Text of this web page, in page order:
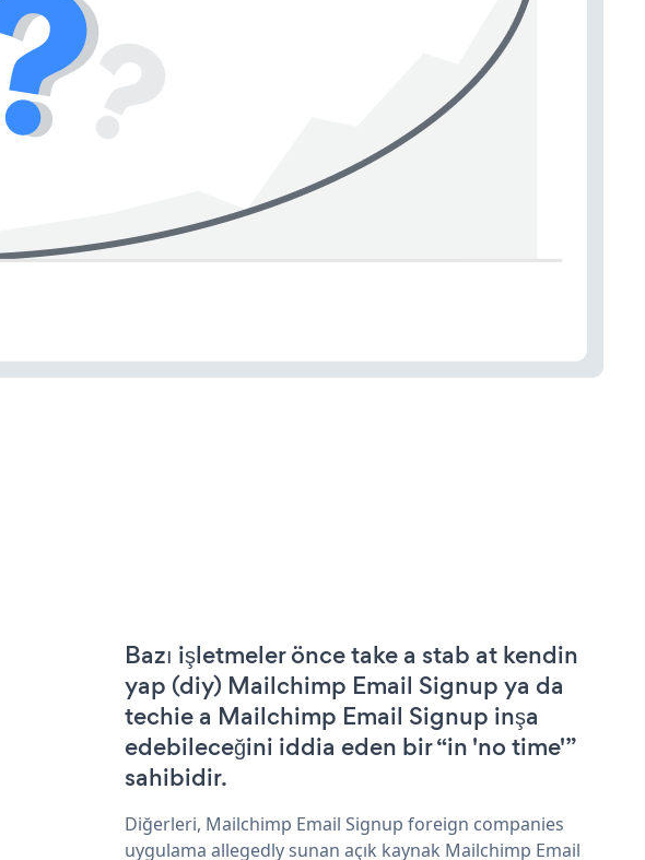
Bazı işletmeler önce take a stab at kendin
yap (diy) Mailchimp Email Signup ya da
techie a Mailchimp Email Signup inşa
edebileceğini iddia eden bir “in 'no time'”
sahibidir.
Diğerleri, Mailchimp Email Signup foreign companies
uygulama allegedly sunan açık kaynak Mailchimp Email